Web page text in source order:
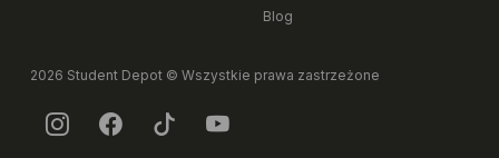
Czy dostępna jest usługa sprzątania pokoju?
Blog
2026 Student Depot © Wszystkie prawa zastrzeżone